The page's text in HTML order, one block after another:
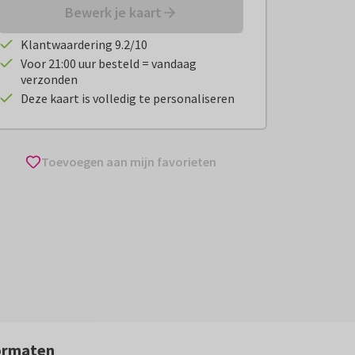
Bewerk je kaart
Klantwaardering 9.2/10
Voor 21:00 uur besteld = vandaag
verzonden
Deze kaart is volledig te personaliseren
Toevoegen aan mijn favorieten